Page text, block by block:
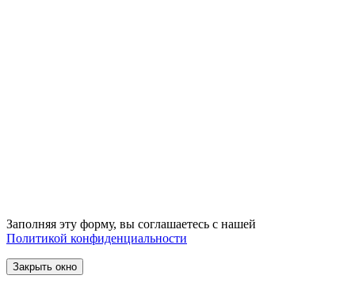
Заполняя эту форму, вы соглашаетесь с нашей
Политикой конфиденциальности
Закрыть окно